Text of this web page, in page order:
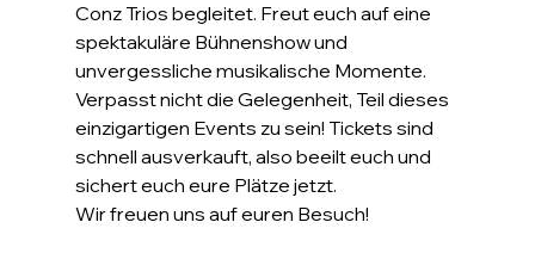
Conz Trios begleitet. Freut euch auf eine
spektakuläre Bühnenshow und
unvergessliche musikalische Momente.
Verpasst nicht die Gelegenheit, Teil dieses
einzigartigen Events zu sein! Tickets sind
schnell ausverkauft, also beeilt euch und
sichert euch eure Plätze jetzt.
Wir freuen uns auf euren Besuch!